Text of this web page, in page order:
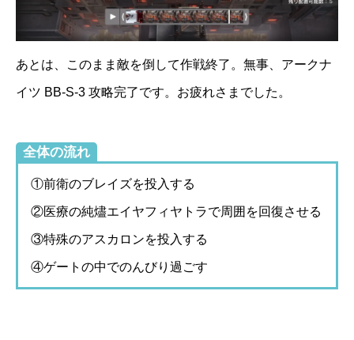
あとは、このまま敵を倒して作戦終了。無事、アークナ
イツ BB-S-3 攻略完了です。お疲れさまでした。
全体の流れ
①前衛のブレイズを投入する
②医療の純燼エイヤフィヤトラで周囲を回復させる
③特殊のアスカロンを投入する
④ゲートの中でのんびり過ごす